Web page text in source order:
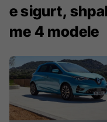
e sigurt,
me 4 modele